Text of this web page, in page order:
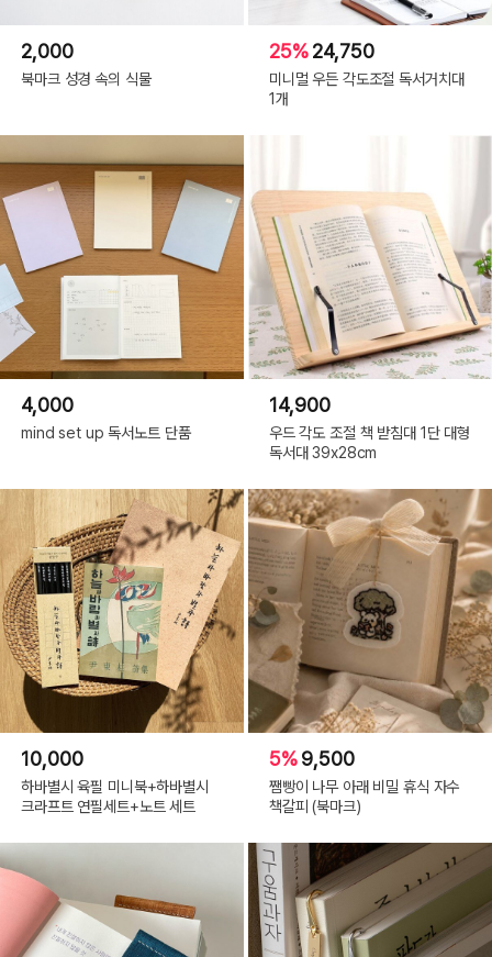
2,000
북마크 성경 속의 식물
25%24,750
미니멀 우든 각도조절 독서거치대
1개
4,000
mind set up 독서노트 단품
14,900
우드 각도 조절 책 받침대 1단 대형
독서대 39x28cm
10,000
하바별시 육필 미니북+하바별시
크라프트 연필세트+노트 세트
5%9,500
쨈빵이 나무 아래 비밀 휴식 자수
책갈피 (북마크)